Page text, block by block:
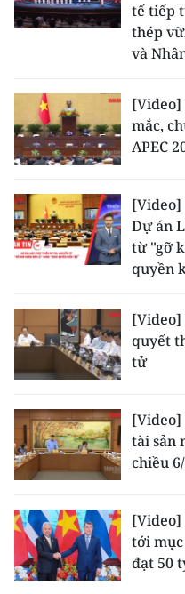
Duyên hải Nam Trung
Đồng bằng sông Cửu
Chuyên trang Hà Nội
Chuyên trang TP. Hồ
CHUYÊN ĐỀ
CÁC CHUYÊN TRANG
VỀ BÁO NHÂN DÂN
THỜI NAY
NHÂN DÂN CUỐI TUẦN
NHÂN DÂN HẰNG
MUA BÁO
ĐỌC BÁO IN
tế tiếp
thép
và
mắc,
APEC
[Video]
Dự án
từ "gỡ
quyền
[Video]
quyết
tử
tài sản
chiều
[Video]
tới
đạt 50